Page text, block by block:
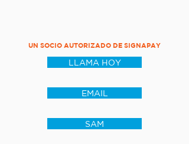
UN SOCIO AUTORIZADO DE SIGNAPAY
LLAMA HOY
EMAIL
SAM